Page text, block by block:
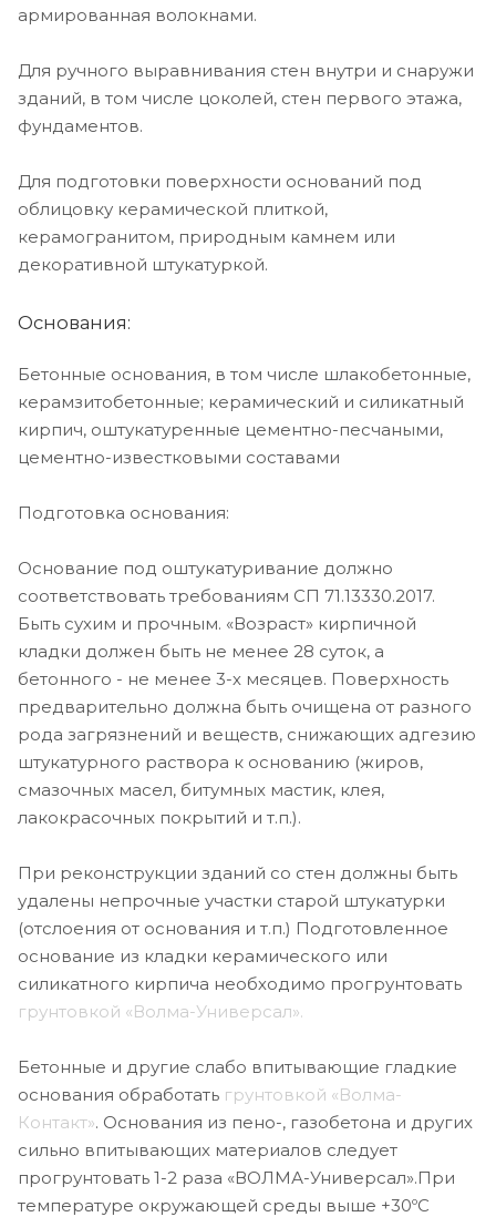
армированная волокнами.
Для ручного выравнивания стен внутри и снаружи
зданий, в том числе цоколей, стен первого этажа,
фундаментов.
Для подготовки поверхности оснований под
облицовку керамической плиткой,
керамогранитом, природным камнем или
декоративной штукатуркой.
Основания:
Бетонные основания, в том числе шлакобетонные,
керамзитобетонные; керамический и силикатный
кирпич, оштукатуренные цементно-песчаными,
цементно-известковыми составами
Подготовка основания:
Основание под оштукатуривание должно
соответствовать требованиям СП 71.13330.2017.
Быть сухим и прочным. «Возраст» кирпичной
кладки должен быть не менее 28 суток, а
бетонного - не менее 3-х месяцев. Поверхность
предварительно должна быть очищена от разного
рода загрязнений и веществ, снижающих адгезию
штукатурного раствора к основанию (жиров,
смазочных масел, битумных мастик, клея,
лакокрасочных покрытий и т.п.).
При реконструкции зданий со стен должны быть
удалены непрочные участки старой штукатурки
(отслоения от основания и т.п.) Подготовленное
основание из кладки керамического или
силикатного кирпича необходимо прогрунтовать
грунтовкой «Волма-Универсал».
Бетонные и другие слабо впитывающие гладкие
основания обработать грунтовкой «Волма-
Контакт». Основания из пено-, газобетона и других
сильно впитывающих материалов следует
прогрунтовать 1-2 раза «ВОЛМА-Универсал».При
температуре окружающей среды выше +30ºС